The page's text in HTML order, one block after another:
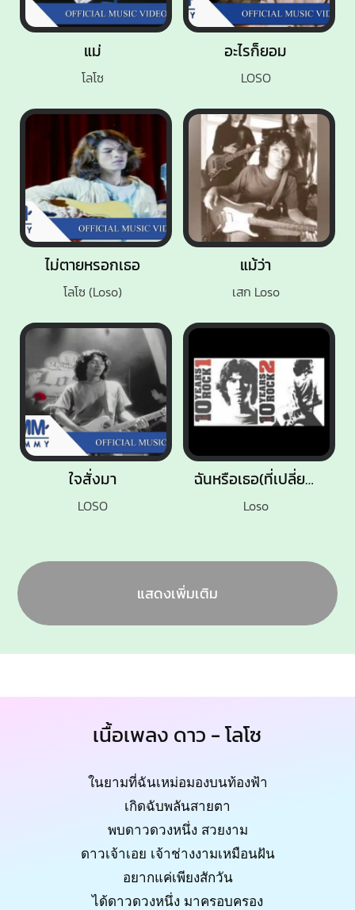
แม้ว่า
เสก Loso
ใจสั่งมา
LOSO
อะไรก็ยอม
LOSO
ไม่ตายหรอกเธอ
โลโซ (Loso)
ฉันหรือเธอ(ที่เปลี่ยนไป)
Loso
แม่
โลโซ
แสดงเพิ่มเติม
เนื้อเพลง ดาว - โลโซ
ในยามที่ฉันเหม่อมองบนท้องฟ้า
เกิดฉับพลันสายตา
พบดาวดวงหนึ่ง สวยงาม
ดาวเจ้าเอย เจ้าช่างงามเหมือนฝัน
อยากแค่เพียงสักวัน
ได้ดาวดวงหนึ่ง มาครอบครอง